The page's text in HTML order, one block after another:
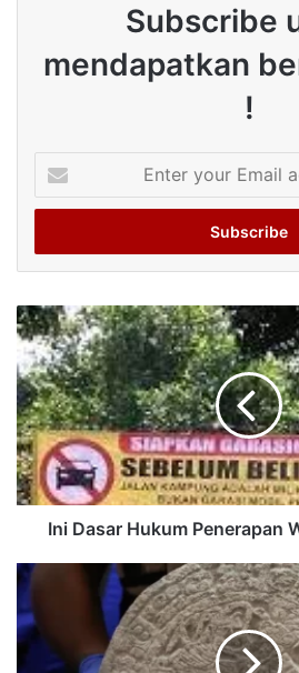
Subscribe
mendapatkan
!
your
Email
Ini Dasar Hukum Penerapan